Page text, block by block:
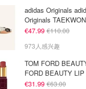
adidas Originals
Originals
芭蕾鞋 棕色米色
€47.99 €110.00
973人感兴趣
TOM FORD
FORD BEAUTY LIP
SATIN MATTE 裸玫
€31.99 €63.00